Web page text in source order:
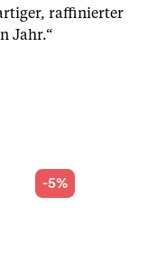
raffinierter
Jahr.“
-5%